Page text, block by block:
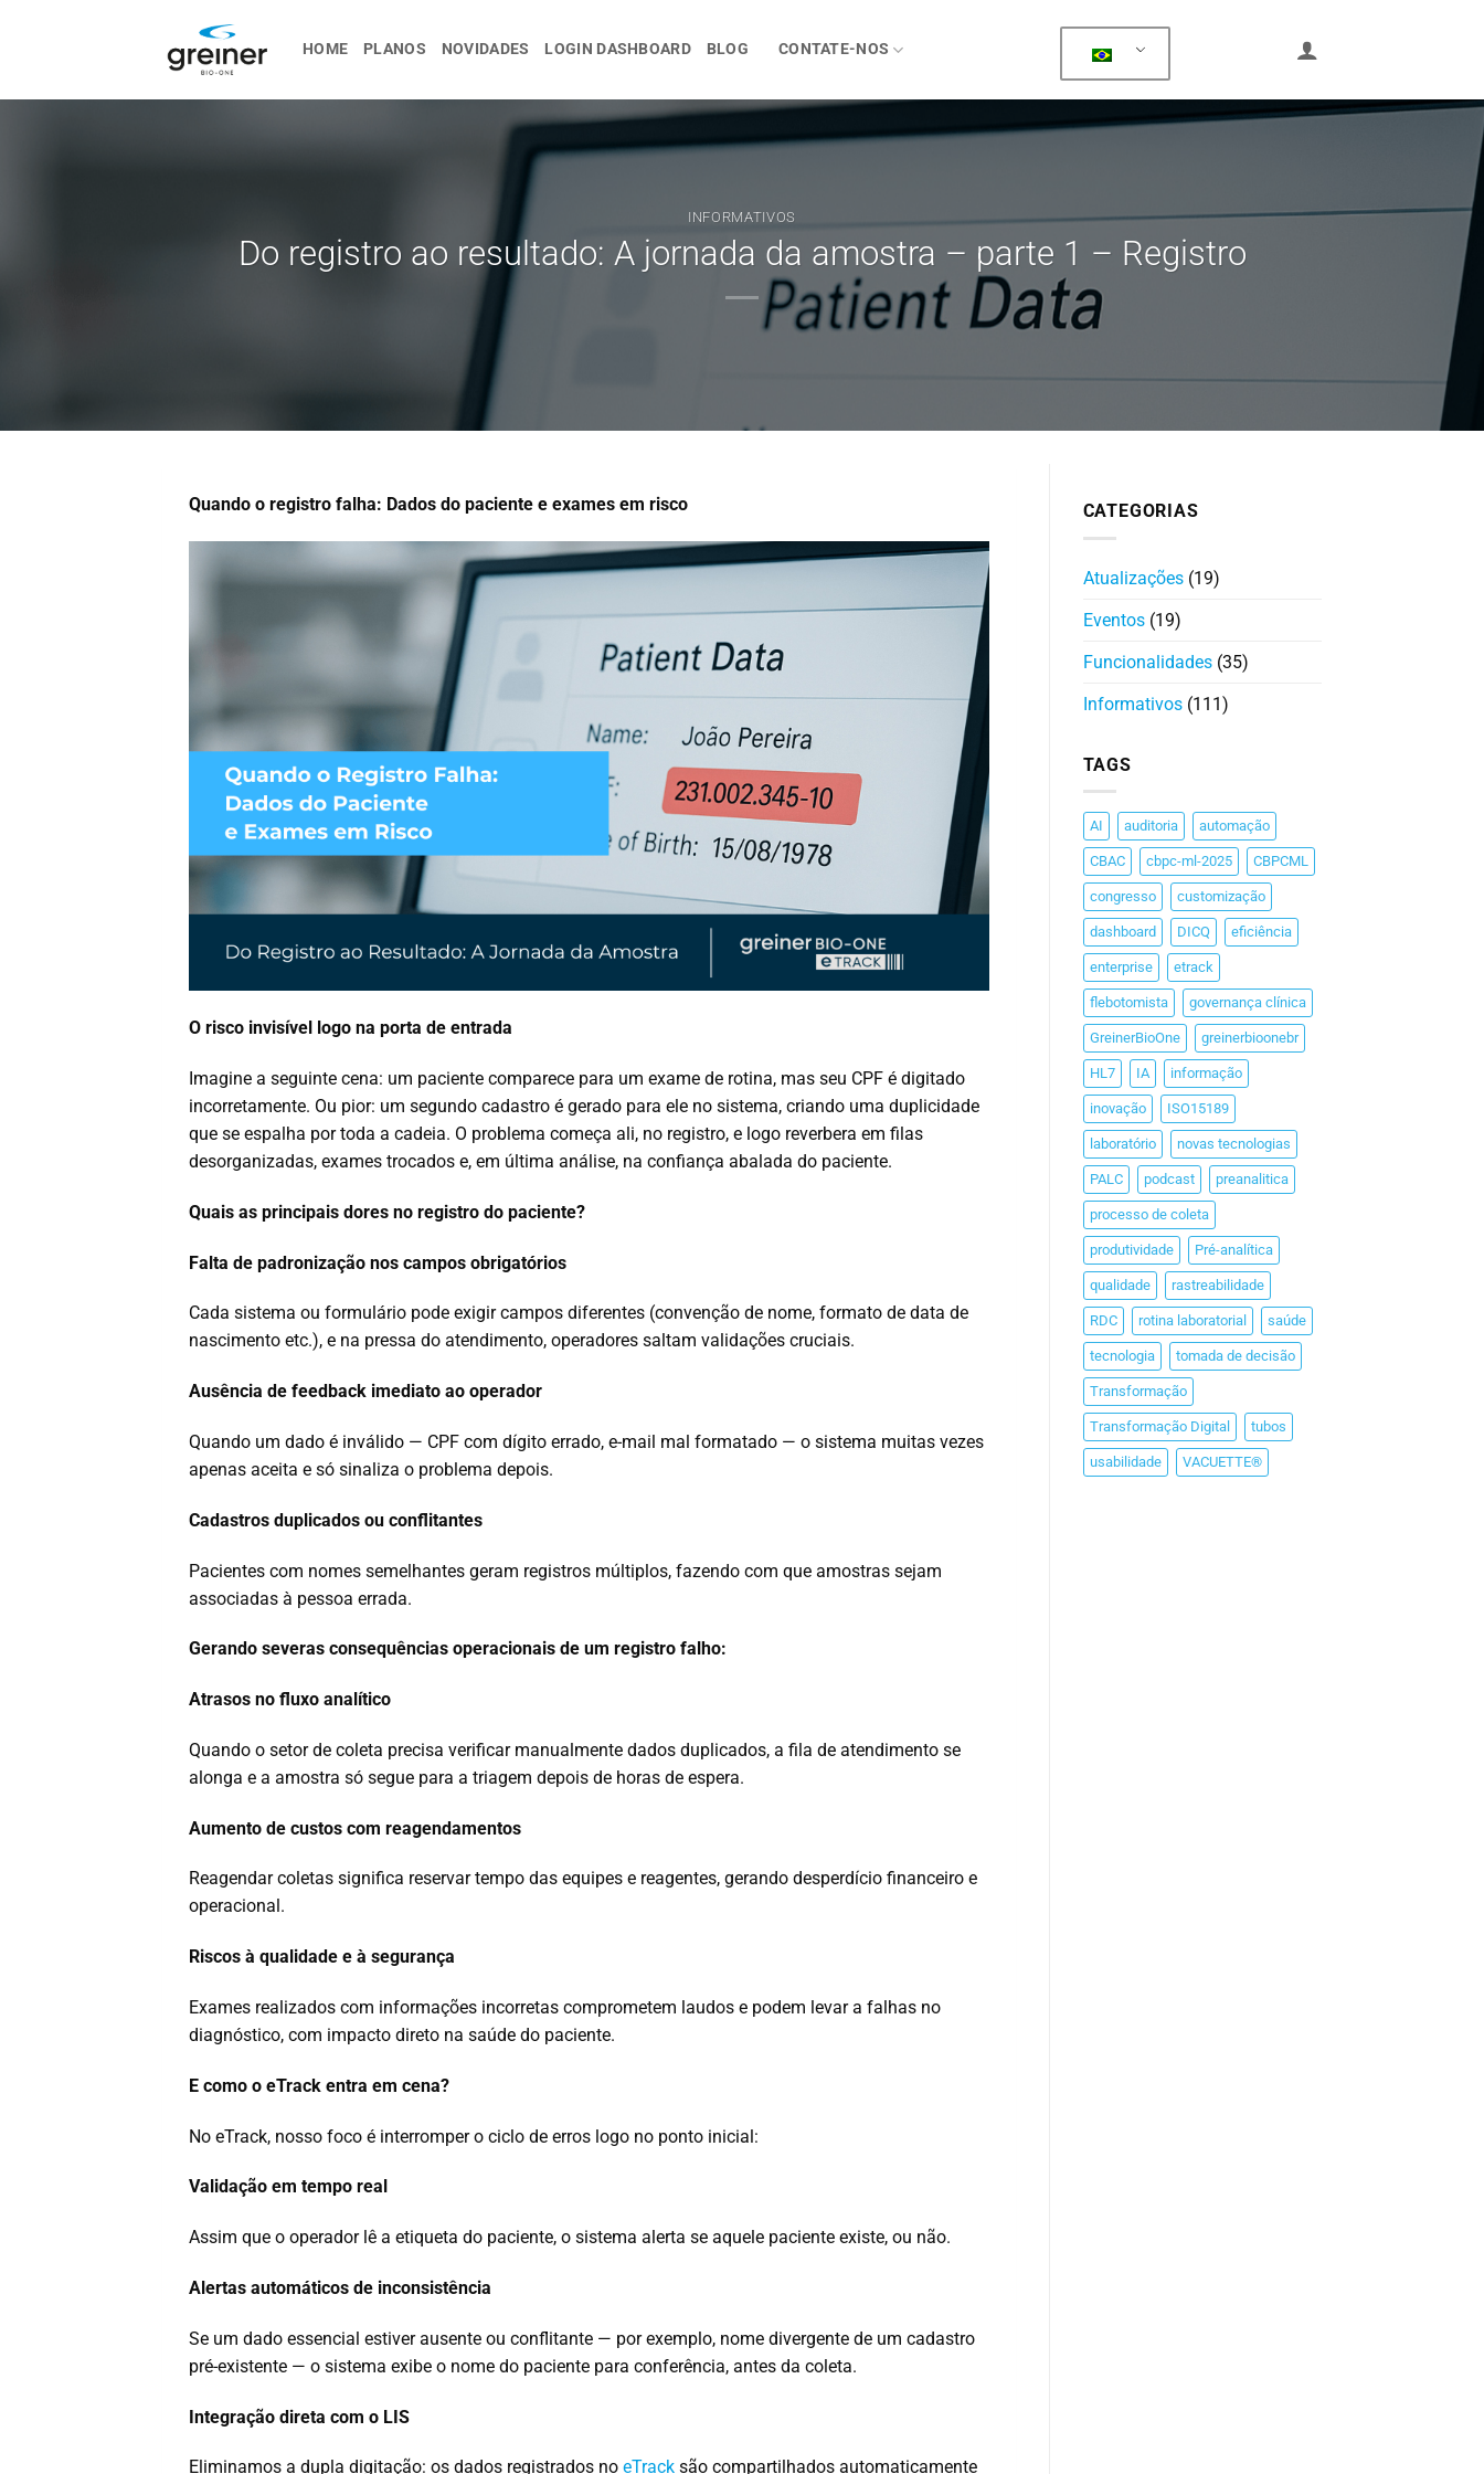
conteúdo
HOME PLANOS NOVIDADES LOGIN DASHBOARD BLOG CONTATE-NOS
INFORMATIVOS
Do registro ao resultado: A jornada da amostra – parte 1 – Registro
Quando o registro falha: Dados do paciente e exames em risco
O risco invisível logo na porta de entrada
Imagine a seguinte cena: um paciente comparece para um exame de rotina, mas seu CPF é digitado
incorretamente. Ou pior: um segundo cadastro é gerado para ele no sistema, criando uma duplicidade
que se espalha por toda a cadeia. O problema começa ali, no registro, e logo reverbera em filas
desorganizadas, exames trocados e, em última análise, na confiança abalada do paciente.
Quais as principais dores no registro do paciente?
Falta de padronização nos campos obrigatórios
Cada sistema ou formulário pode exigir campos diferentes (convenção de nome, formato de data de
nascimento etc.), e na pressa do atendimento, operadores saltam validações cruciais.
Ausência de feedback imediato ao operador
Quando um dado é inválido — CPF com dígito errado, e-mail mal formatado — o sistema muitas vezes
apenas aceita e só sinaliza o problema depois.
Cadastros duplicados ou conflitantes
Pacientes com nomes semelhantes geram registros múltiplos, fazendo com que amostras sejam
associadas à pessoa errada.
Gerando severas consequências operacionais de um registro falho:
Atrasos no fluxo analítico
Quando o setor de coleta precisa verificar manualmente dados duplicados, a fila de atendimento se
alonga e a amostra só segue para a triagem depois de horas de espera.
Aumento de custos com reagendamentos
Reagendar coletas significa reservar tempo das equipes e reagentes, gerando desperdício financeiro e
operacional.
Riscos à qualidade e à segurança
Exames realizados com informações incorretas comprometem laudos e podem levar a falhas no
diagnóstico, com impacto direto na saúde do paciente.
E como o eTrack entra em cena?
No eTrack, nosso foco é interromper o ciclo de erros logo no ponto inicial:
Validação em tempo real
Assim que o operador lê a etiqueta do paciente, o sistema alerta se aquele paciente existe, ou não.
Alertas automáticos de inconsistência
Se um dado essencial estiver ausente ou conflitante — por exemplo, nome divergente de um cadastro
pré-existente — o sistema exibe o nome do paciente para conferência, antes da coleta.
Integração direta com o LIS
Eliminamos a dupla digitação: os dados registrados no eTrack são compartilhados automaticamente
CATEGORIAS
Atualizações(19)
Eventos(19)
Funcionalidades(35)
Informativos(111)
TAGS
AI auditoria automação
CBAC cbpc-ml-2025 CBPCML
congresso customização
dashboard DICQ eficiência
enterprise etrack
flebotomista governança clínica
GreinerBioOne greinerbioonebr
HL7 IA informação
inovação ISO15189
laboratório novas tecnologias
PALC podcast preanalitica
processo de coleta
produtividade Pré-analítica
qualidade rastreabilidade
RDC rotina laboratorial saúde
tecnologia tomada de decisão
Transformação
Transformação Digital tubos
usabilidade VACUETTE®